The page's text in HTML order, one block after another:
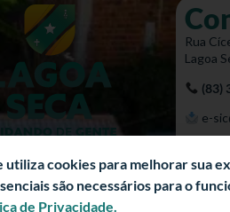
Rua
Lagoa
(83)
e-
utiliza cookies para melhorar sua
são necessários para o
de Privacidade.